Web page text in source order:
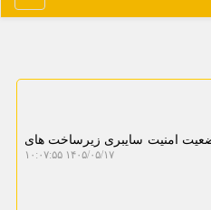
امنیت سایبری زیرساخت های
۱۴۰۵/۰۵/۱۷ ۱۰:۰۷:۵۵